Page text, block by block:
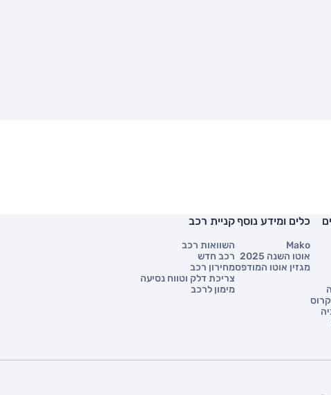
כלים ומידע נוסף
Mako
אוטו השנה 2025
מגזין אוטו המודפס
קניית רכב
השוואות רכב
רכב חדש
מחירון רכב
צריכת דלק וטווח נסיעה
מימון לרכב